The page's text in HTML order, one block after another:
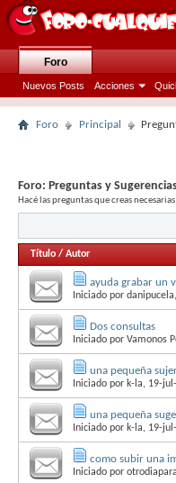
Foro
Nuevos Posts Acciones
Foro Principal
Foro: Preguntas y
Hacé las preguntas que creas
Título / Autor
ayuda grabar un
Iniciado por danipucela
Dos consultas
Iniciado por Vamonos
una pequeña
Iniciado por k-la, 19-
una pequeña
Iniciado por k-la, 19-
como subir una
Iniciado por